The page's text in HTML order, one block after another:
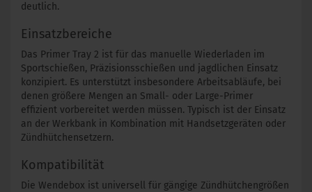
deutlich.
Einsatzbereiche
Das Primer Tray 2 ist für das manuelle Wiederladen im
Sportschießen, Präzisionsschießen und jagdlichen Einsatz
konzipiert. Es unterstützt insbesondere Arbeitsabläufe, bei
denen größere Mengen an Small- oder Large-Primer
effizient vorbereitet werden müssen. Typisch ist der Einsatz
an der Werkbank in Kombination mit Handsetzgeräten oder
Zündhütchensetzern.
Kompatibilität
Die Wendebox ist universell für gängige Zündhütchengrößen